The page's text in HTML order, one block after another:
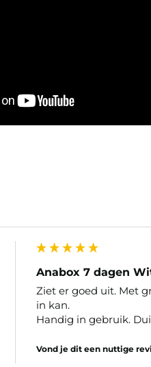
Anabox 7 dagen
Ziet er goed uit. Met
in kan.
Handig in gebruik.
Vond je dit een nuttige